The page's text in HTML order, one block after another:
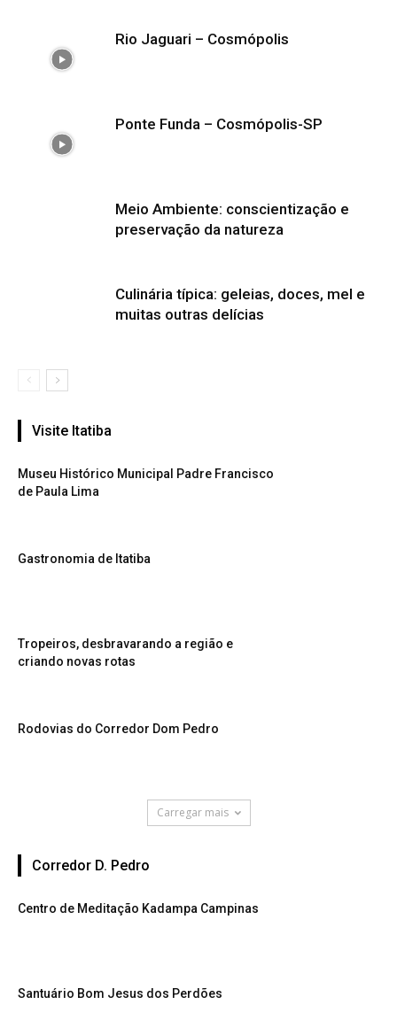
Rio Jaguari – Cosmópolis
Ponte Funda – Cosmópolis-SP
Meio Ambiente: conscientização e
preservação da natureza
Culinária típica: geleias, doces, mel e
muitas outras delícias
Visite Itatiba
Museu Histórico Municipal Padre Francisco
de Paula Lima
Gastronomia de Itatiba
Tropeiros, desbravarando a região e
criando novas rotas
Rodovias do Corredor Dom Pedro
Carregar mais
Corredor D. Pedro
Centro de Meditação Kadampa Campinas
Santuário Bom Jesus dos Perdões